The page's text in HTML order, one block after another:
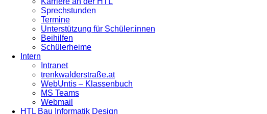
Sprechstunden
Termine
Unterstützung für Schüler:innen
Beihilfen
Schülerheime
Intern
Intranet
trenkwalderstraße.at
WebUntis – Klassenbuch
MS Teams
Webmail
HTL Bau Informatik Design